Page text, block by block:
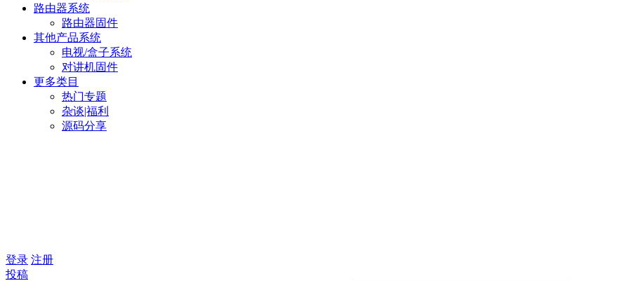
路由器系统
路由器固件
其他产品系统
电视/盒子系统
对讲机固件
更多类目
热门专题
杂谈|福利
源码分享
登录 注册
投稿